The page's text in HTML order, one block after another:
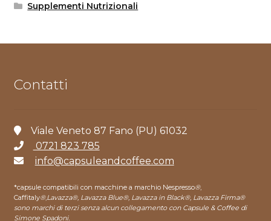
Supplementi Nutrizionali
Contatti
Viale Veneto 87 Fano (PU) 61032
0721 823 785
info@capsuleandcoffee.com
*capsule compatibili con macchine a marchio Nespresso®,
Caffitaly®,Lavazza®, Lavazza Blue®, Lavazza in Black®, Lavazza Firma®
sono marchi di terzi senza alcun collegamento con Capsule & Coffee di
Simone Spadoni.